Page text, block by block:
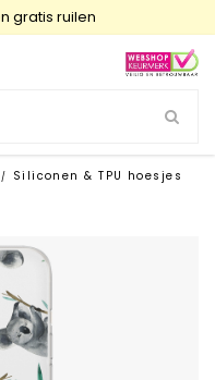
gratis ruilen
/ Siliconen & TPU hoesjes